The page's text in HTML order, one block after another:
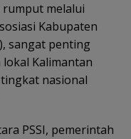
rumput melalui
Kabupaten
sangat penting
Kalimantan
nasional
PSSI, pemerintah